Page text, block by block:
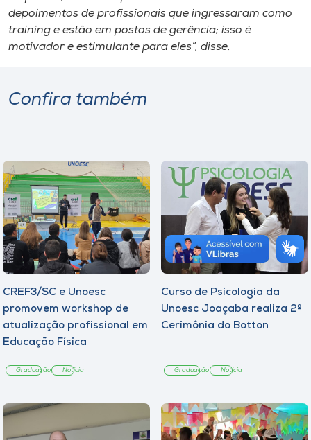
depoimentos de profissionais que ingressaram como
training e estão em postos de gerência; isso é
motivador e estimulante para eles”, disse.
Confira também
CREF3/SC e Unoesc
promovem workshop de
atualização profissional em
Educação Física
Graduação Notícia
Curso de Psicologia da
Unoesc Joaçaba realiza 2ª
Cerimônia do Botton
Graduação Notícia